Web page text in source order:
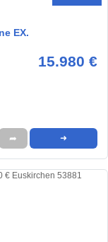
EX.
15.980 €
➦ ➜